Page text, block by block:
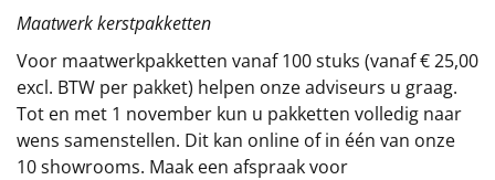
Maatwerk kerstpakketten
Voor maatwerkpakketten vanaf 100 stuks (vanaf € 25,00
excl. BTW per pakket) helpen onze adviseurs u graag.
Tot en met 1 november kun u pakketten volledig naar
wens samenstellen. Dit kan online of in één van onze
10 showrooms. Maak een afspraak voor